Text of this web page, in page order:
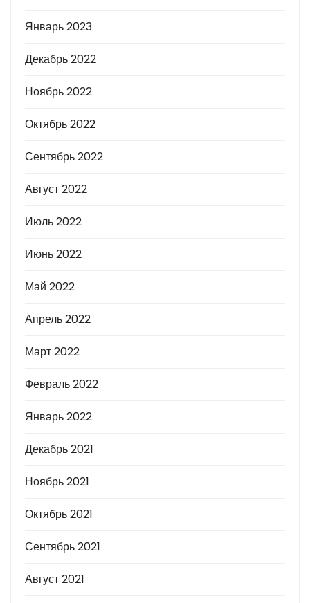
Январь 2023
Декабрь 2022
Ноябрь 2022
Октябрь 2022
Сентябрь 2022
Август 2022
Июль 2022
Июнь 2022
Май 2022
Апрель 2022
Март 2022
Февраль 2022
Январь 2022
Декабрь 2021
Ноябрь 2021
Октябрь 2021
Сентябрь 2021
Август 2021